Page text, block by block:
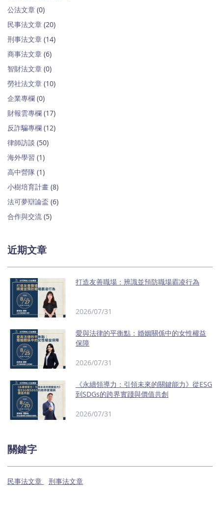
公法文章 (0)
民事法文章 (20)
刑事法文章 (14)
商事法文章 (6)
智財法文章 (0)
勞社法文章 (10)
企業專欄 (0)
財報雲專欄 (17)
反詐騙專欄 (12)
律師訪談 (50)
海外學習 (1)
高中營隊 (1)
小樹培育計畫 (8)
法可夢辯論盃 (6)
合作與交流 (5)
近期文章
打造友善職場：辨識並預防職場霸凌行為
2026/07/31
愛與法律的平衡點：婚姻關係中的女性權益
保障
2026/07/31
《永續領導力：引領未來的關鍵能力》從ESG
到SDGs的跨界實踐與價值共創
2026/07/31
關鍵字
民事法文章 刑事法文章